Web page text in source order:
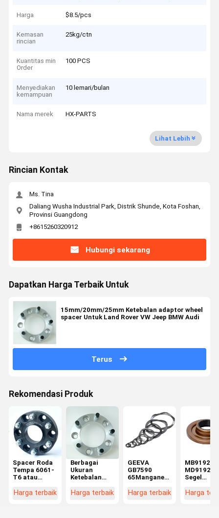
Harga $8.5/pcs
Kemasan
rincian
25kg/ctn
Kuantitas min
Order
100 PCS
Menyediakan
kemampuan
10 lemari/bulan
Nama merek HX-PARTS
Lihat Lebih
Rincian Kontak
Ms. Tina
Daliang Wusha Industrial Park, Distrik Shunde, Kota Foshan,
Provinsi Guangdong
+8615260320912
Hubungi sekarang
Dapatkan Harga Terbaik Untuk
15mm/20mm/25mm Ketebalan adaptor wheel
spacer Untuk Land Rover VW Jeep BMW Audi
Terus
Rekomendasi Produk
Spacer Roda
Tempa 6061-
T6 atau
6X5.5,
Harga terbaik
Berbagai
Ukuran
Ketebalan
Spacer Roda
Harga terbaik
GEEVA
GB7590
65Manganese
Perlakuan
Harga terbaik
MB919230
MD919210
Segel
Transfer
Harga